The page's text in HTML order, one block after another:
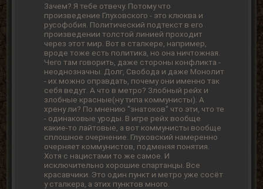
Зачем? Я тебе отвечу. Потому что
произведение Глуховского - это клюква и
русофобия. Политический подтекст в его
произведении толстой линией проходит
через этот мир. Вот в сталкере, например,
вроде тоже есть политика, но она ничтожная.
Чего там говорить, даже стороны конфликта -
неоднозначны. Долг, Свобода и даже Монолит
- их можно оправдать, почему они именно так
себя ведут. А что в метро? Злобный рейх и
злобные красные(ну типа коммунисты). А
хрену ли? По мнению "знатоков" что эти, что те
- одинаковые уроды. В игре рейх вообще
какие-то лайтовые, а вот коммунисты вообще
сплошное очернение. Глуховский намеренно
очерняет коммунистов, подменяя понятия.
Хотя с нацистами то же самое. И
исключительно хорошие спартанцы. Все
красавчики. Это один пункт и метро уже сосёт
у сталкера, а этих пунктов много.